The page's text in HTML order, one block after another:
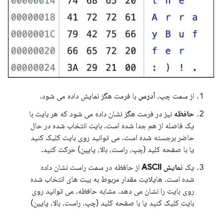
از سمت چپ، آدرس با فرمت هگز نمایش داده می شود.
حافظه نیز در فرمت هگز نشان داده می شود که هر بایت با
یک فاصله از هم جدا شده است. بایت انتخاب شده در حال
حاضر برجسته شده است. می توانید روی بایت کلیک کنید
یا با صفحه کلید (چپ، راست، بالا، پایین) حرکت کنید.
یک نمایش ASCII
از حافظه در سمت راست نشان داده
شده است. هایلایت مقدار مربوط به بیت های انتخاب شده
روی بایت را نشان می دهد. مشابه حافظه، می توانید روی
بایت کلیک کنید یا با صفحه کلید (چپ، راست، بالا، پایین)